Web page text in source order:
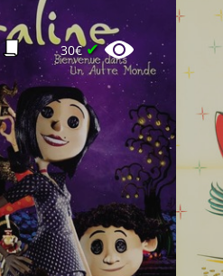
30€✔